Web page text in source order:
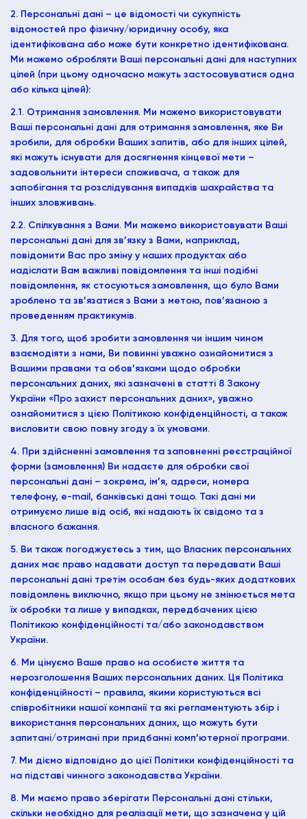
2. Персональні дані – це відомості чи сукупність
відомостей про фізичну/юридичну особу, яка
ідентифікована або може бути конкретно ідентифікована.
Ми можемо обробляти Ваші персональні дані для наступних
цілей (при цьому одночасно можуть застосовуватися одна
або кілька цілей):
2.1. Отримання замовлення. Ми можемо використовувати
Ваші персональні дані для отримання замовлення, яке Ви
зробили, для обробки Ваших запитів, або для інших цілей,
які можуть існувати для досягнення кінцевої мети –
задовольнити інтереси споживача, а також для
запобігання та розслідування випадків шахрайства та
інших зловживань.
2.2. Спілкування з Вами. Ми можемо використовувати Ваші
персональні дані для зв’язку з Вами, наприклад,
повідомити Вас про зміну у наших продуктах або
надіслати Вам важливі повідомлення та інші подібні
повідомлення, як стосуються замовлення, що було Вами
зроблено та зв’язатися з Вами з метою, пов’язаною з
проведенням практикумів.
3. Для того, щоб зробити замовлення чи іншим чином
взаємодіяти з нами, Ви повинні уважно ознайомитися з
Вашими правами та обов’язками щодо обробки
персональних даних, які зазначені в статті 8 Закону
України «Про захист персональних даних», уважно
ознайомитися з цією Політикою конфіденційності, а також
висловити свою повну згоду з їх умовами.
4. При здійсненні замовлення та заповненні реєстраційної
форми (замовлення) Ви надаєте для обробки свої
персональні дані – зокрема, ім’я, адреси, номера
телефону, e-mail, банківські дані тощо. Такі дані ми
отримуємо лише від осіб, які надають їх свідомо та з
власного бажання.
5. Ви також погоджуєтесь з тим, що Власник персональних
даних має право надавати доступ та передавати Ваші
персональні дані третім особам без будь-яких додаткових
повідомлень виключно, якщо при цьому не змінюється мета
їх обробки та лише у випадках, передбачених цією
Політикою конфіденційності та/або законодавством
України.
6. Ми цінуємо Ваше право на особисте життя та
нерозголошення Ваших персональних даних. Ця Політика
конфіденційності – правила, якими користуються всі
співробітники нашої компанії та які регламентують збір і
використання персональних даних, що можуть бути
запитані/отримані при придбанні комп’ютерної програми.
7. Ми діємо відповідно до цієї Політики конфіденційності та
на підставі чинного законодавства України.
8. Ми маємо право зберігати Персональні дані стільки,
скільки необхідно для реалізації мети, що зазначена у цій